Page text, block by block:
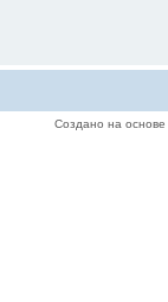
Создано на основе